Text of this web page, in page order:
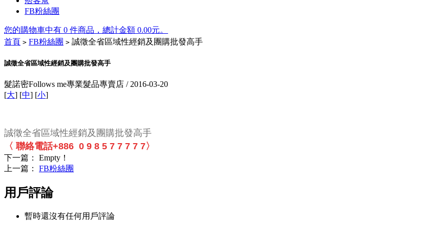
FB粉絲團
您的購物車中有 0 件商品，總計金額 0.00元。
Tory
Burch
Outlet
Sale
Tory
Burch
HeelsTory
boots
首頁 > FB粉絲團 > 誠徵全省區域性經銷及團購批發高手
誠徵全省區域性經銷及團購批發高手
髮諾密Follows me專業髮品專賣店 / 2016-03-20
[大] [中] [小]
誠徵全省區域性經銷及團購批發高手
〈 聯絡電話+886 0 9 8 5 7 7 7 7 7〉
下一篇： Empty！
上一篇： FB粉絲團
用戶評論
暫時還沒有任何用戶評論